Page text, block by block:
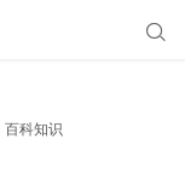

百科知识